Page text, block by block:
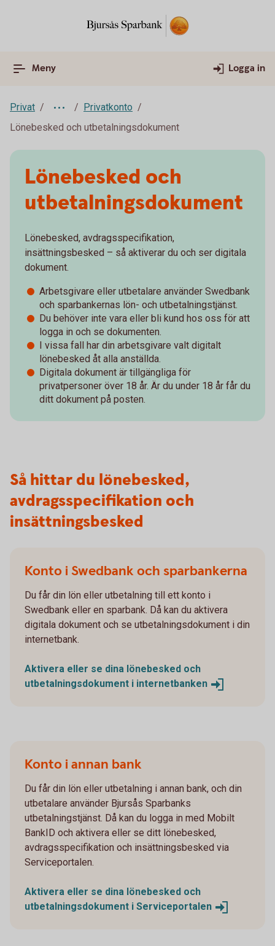
Meny Logga in
Privat
Privatkonto
Lönebesked och utbetalningsdokument
Lönebesked och
utbetalnings­dokument
Lönebesked, avdragsspecifikation,
insättningsbesked – så aktiverar du och ser digitala
dokument.
Arbetsgivare eller utbetalare använder Swedbank
och sparbankernas lön- och utbetalningstjänst.
Du behöver inte vara eller bli kund hos oss för att
logga in och se dokumenten.
I vissa fall har din arbetsgivare valt digitalt
lönebesked åt alla anställda.
Digitala dokument är tillgängliga för
privatpersoner över 18 år. Är du under 18 år får du
ditt dokument på posten.
Så hittar du lönebesked,
avdragsspecifikation och
insättningsbesked
Konto i Swedbank och sparbankerna
Du får din lön eller utbetalning till ett konto i
Swedbank eller en sparbank. Då kan du aktivera
digitala dokument och se utbetalningsdokument i din
internetbank.
Aktivera eller se dina lönebesked och
utbetalningsdokument i internetbanken
Konto i annan bank
Du får din lön eller utbetalning i annan bank, och din
utbetalare använder Bjursås Sparbanks
utbetalningstjänst. Då kan du logga in med Mobilt
BankID och aktivera eller se ditt lönebesked,
avdragsspecifikation och insättningsbesked via
Serviceportalen.
Aktivera eller se dina lönebesked och
utbetalningsdokument i Serviceportalen